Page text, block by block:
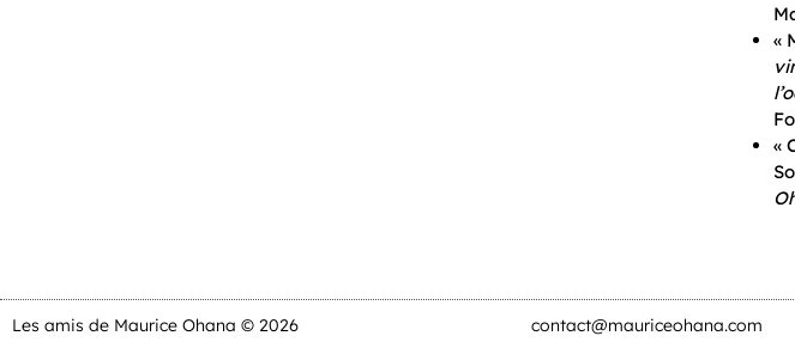
«
«
Les amis de Maurice Ohana © 2026 contact@mauriceohana.com